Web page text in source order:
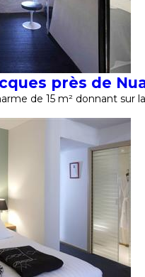
près de
de 15 m² donnant sur